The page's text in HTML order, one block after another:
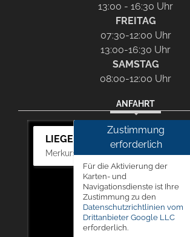
13:00 - 16:30 Uhr
FREITAG
07:30-12:00 Uhr
13:00-16:30 Uhr
SAMSTAG
08:00-12:00 Uhr
ANFAHRT
LIEGERT & BÖSKEN Automobile
Merkurstr. 11, 67663 Kaiserslautern
Zustimmung
erforderlich
Für die Aktivierung der
Karten- und
Navigationsdienste ist Ihre
Zustimmung zu den
Datenschutzrichtlinien vom
Drittanbieter Google LLC
erforderlich.